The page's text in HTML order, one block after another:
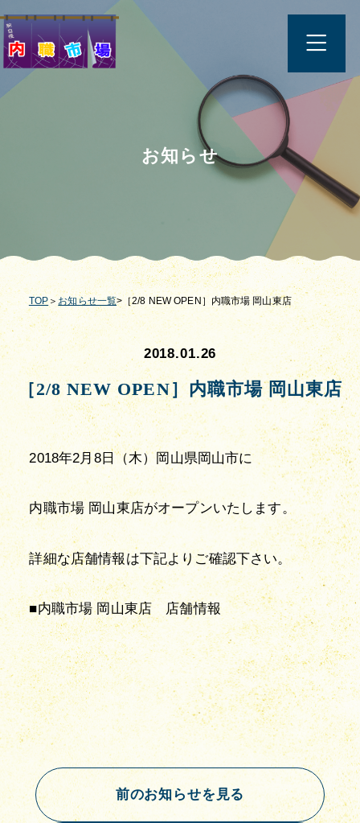
お知らせ
TOP ＞ お知らせ一覧>［2/8 NEW OPEN］内職市場 岡山東店
2018.01.26
［2/8 NEW OPEN］内職市場 岡山東店
2018年2月8日（木）岡山県岡山市に
内職市場 岡山東店がオープンいたします。
詳細な店舗情報は下記よりご確認下さい。
■内職市場 岡山東店　店舗情報
前のお知らせを見る